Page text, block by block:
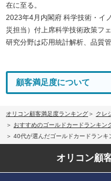
在に至る。
2023年4月内閣府 科学技術・イ
災担当）付上席科学技術政策フ
研究分野は応用統計解析、品質
顧客満足度について
オリコン顧客満足度ランキング
クレ
おすすめのゴールドカードランキン
40代が選んだゴールドカードランキ
オリコン顧